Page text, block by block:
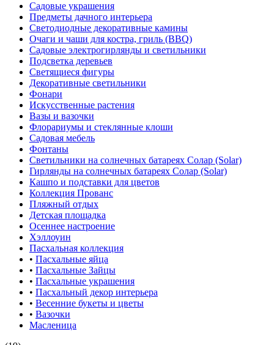
Садовые украшения
Предметы дачного интерьера
Светодиодные декоративные камины
Очаги и чаши для костра, гриль (BBQ)
Садовые электрогирлянды и светильники
Подсветка деревьев
Светящиеся фигуры
Декоративные светильники
Фонари
Искусственные растения
Вазы и вазочки
Флорариумы и стеклянные клоши
Садовая мебель
Фонтаны
Светильники на солнечных батареях Солар (Solar)
Гирлянды на солнечных батареях Солар (Solar)
Кашпо и подставки для цветов
Коллекция Прованс
Пляжный отдых
Детская площадка
Осеннее настроение
Хэллоуин
Пасхальная коллекция
• Пасхальные яйца
• Пасхальные Зайцы
• Пасхальные украшения
• Пасхальный декор интерьера
• Весенние букеты и цветы
• Вазочки
Масленица